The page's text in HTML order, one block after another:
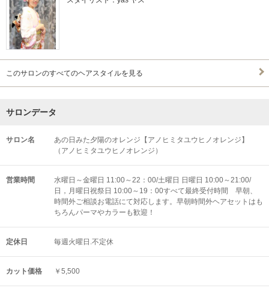
このサロンのすべてのヘアスタイルを見る
サロンデータ
サロン名
あの日みた夕陽のオレンジ【アノヒミタユウヒノオレンジ】
（アノヒミタユウヒノオレンジ）
営業時間
水曜日～金曜日 11:00～22：00/土曜日 日曜日 10:00～21:00/
日，月曜日祝祭日 10:00～19：00すべて最終受付時間 早朝、
時間外ご相談お電話にて対応します。早朝時間外ヘアセットはも
ちろんパーマやカラーも歓迎！
定休日 毎週火曜日.不定休
カット価格 ￥5,500